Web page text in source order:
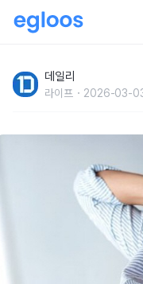
데일리
라이프 2026-03-